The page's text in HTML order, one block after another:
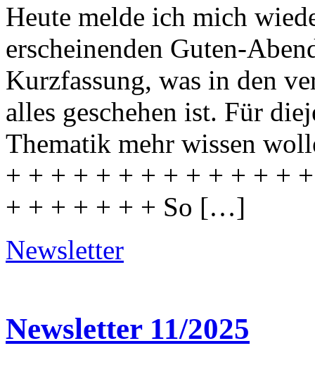
Heute melde ich mich
erscheinenden Guten-
Kurzfassung, was in den
alles geschehen ist. Für
Thematik mehr wissen
+ + + + + + + + + + + + +
+ + + + + + + So […]
Newsletter
Newsletter 11/2025